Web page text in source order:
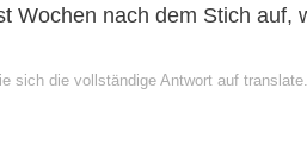
Wochen nach dem Stich auf,
sich die vollständige Antwort auf